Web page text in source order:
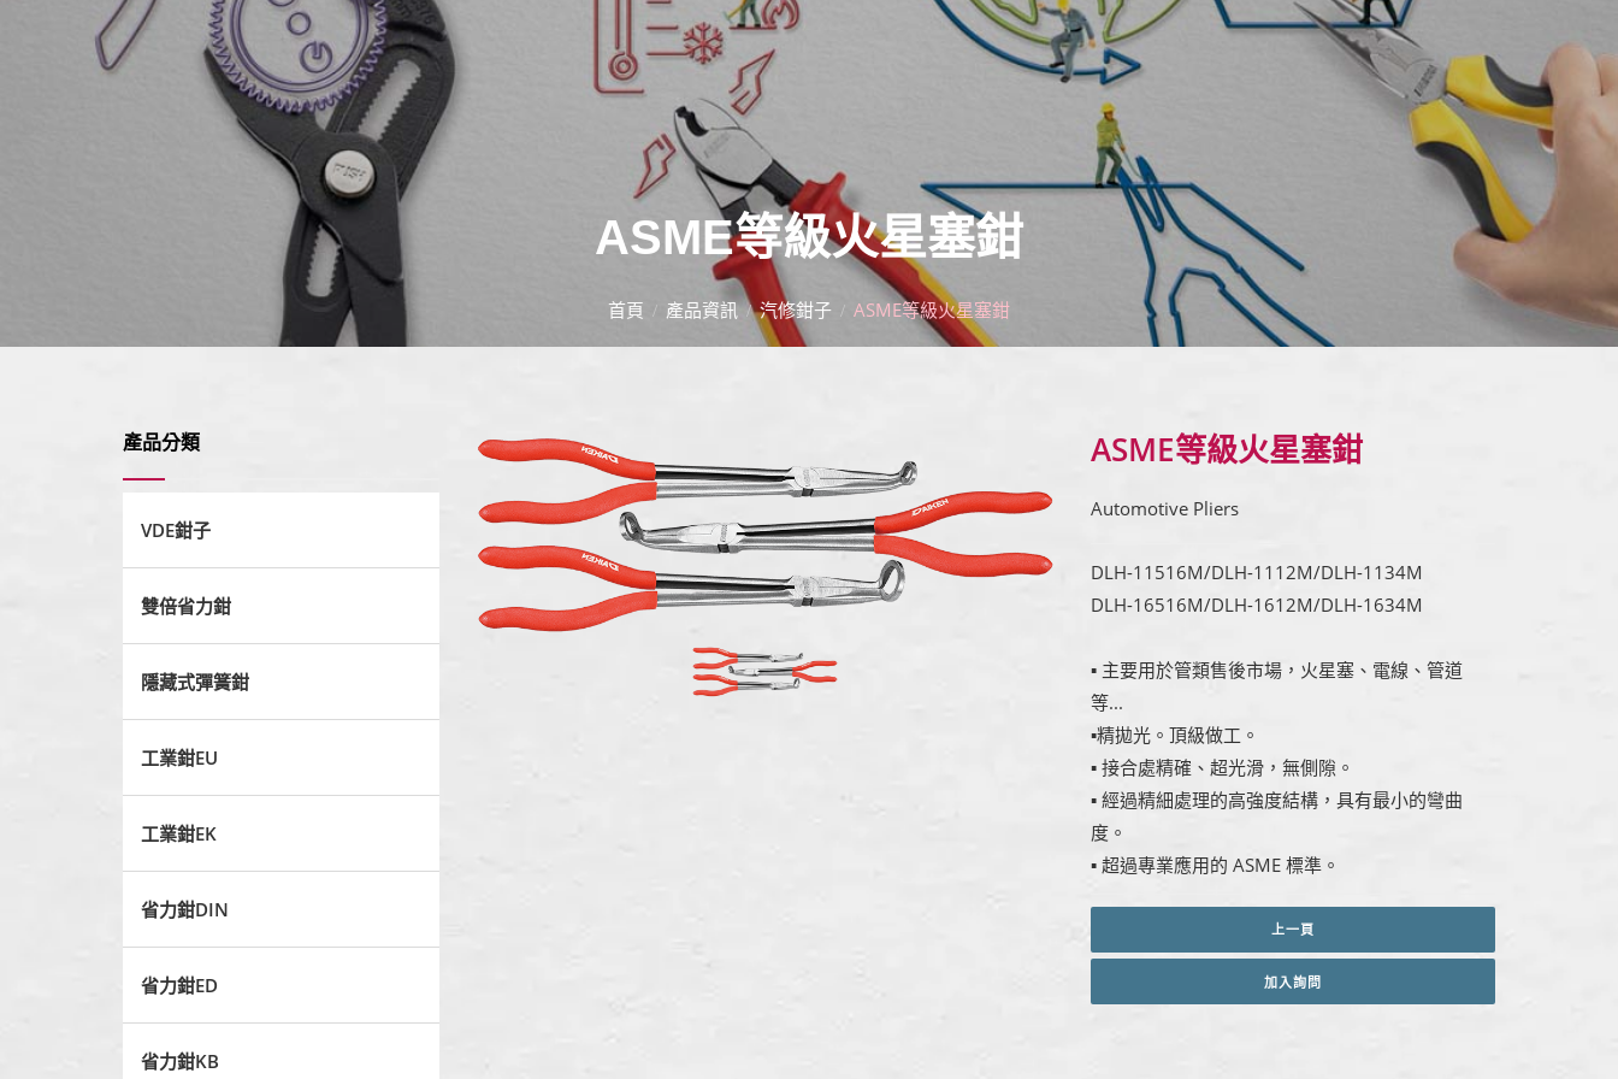
ASME等級火星塞鉗
首頁 產品資訊 汽修鉗子 ASME等級火星塞鉗
產品分類
VDE鉗子
雙倍省力鉗
隱藏式彈簧鉗
工業鉗EU
工業鉗EK
省力鉗DIN
省力鉗ED
省力鉗KB
ASME等級火星塞鉗
Automotive Pliers
DLH-11516M/DLH-1112M/DLH-1134M
DLH-16516M/DLH-1612M/DLH-1634M
▪ 主要用於管類售後市場，火星塞、電線、管道
等...
▪精拋光。頂級做工。
▪ 接合處精確、超光滑，無側隙。
▪ 經過精細處理的高強度結構，具有最小的彎曲
度。
▪ 超過專業應用的 ASME 標準。
上一頁
加入詢問